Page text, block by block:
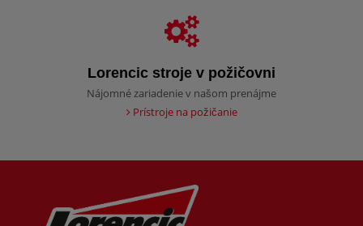
Lorencic stroje v požičovni
Nájomné zariadenie v našom prenájme
Prístroje na požičanie